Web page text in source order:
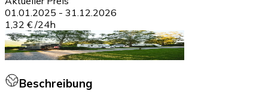
01.01.2025 - 31.12.2026
1,32 € /24h
Beschreibung